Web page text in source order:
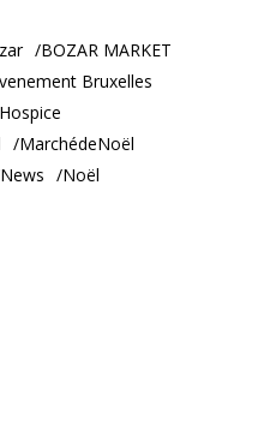
BOZAR MARKET
Bruxelles
MarchédeNoël
News Noël